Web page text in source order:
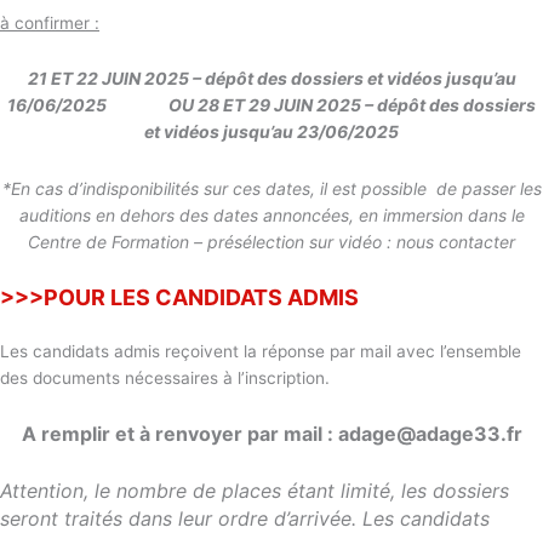
à confirmer :
21 ET 22 JUIN 2025 – dépôt des dossiers et vidéos jusqu’au
16/06/2025 OU 28 ET 29 JUIN 2025 – dépôt des dossiers
et vidéos jusqu’au 23/06/2025
*En cas d’indisponibilités sur ces dates, il est possible de passer les
auditions en dehors des dates annoncées, en immersion dans le
Centre de Formation – présélection sur vidéo : nous contacter
>>>POUR LES CANDIDATS ADMIS
Les candidats admis reçoivent la réponse par mail avec l’ensemble
des documents nécessaires à l’inscription.
A remplir et à renvoyer par mail : adage@adage33.fr
Attention, le nombre de places étant limité, les dossiers
seront traités dans leur ordre d’arrivée. Les candidats